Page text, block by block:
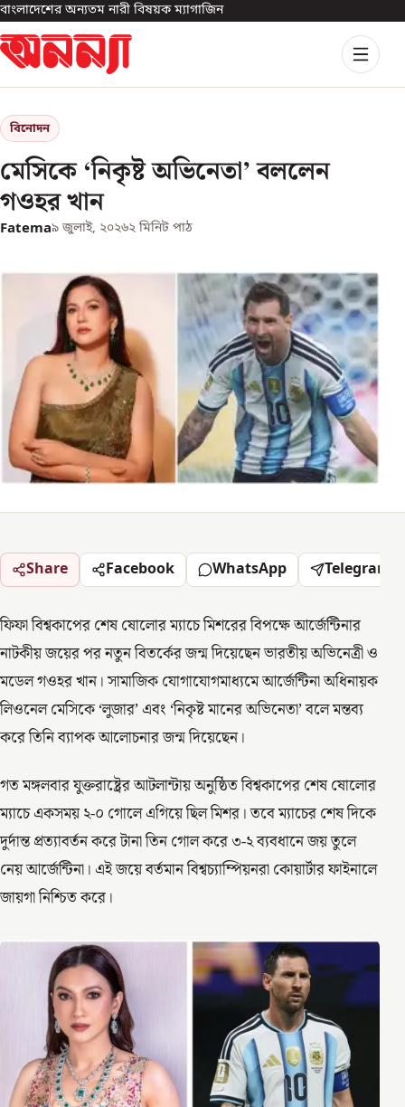
বাংলাদেশের অন্যতম নারী বিষয়ক ম্যাগাজিন
বিনোদন
মেসিকে ‘নিকৃষ্ট অভিনেতা’ বললেন
গওহর খান
Fatema৯ জুলাই, ২০২৬২ মিনিট পাঠ
Share Facebook WhatsApp Telegram
ফিফা বিশ্বকাপের শেষ ষোলোর ম্যাচে মিশরের বিপক্ষে আর্জেন্টিনার
নাটকীয় জয়ের পর নতুন বিতর্কের জন্ম দিয়েছেন ভারতীয় অভিনেত্রী ও
মডেল গওহর খান। সামাজিক যোগাযোগমাধ্যমে আর্জেন্টিনা অধিনায়ক
লিওনেল মেসিকে ‘লুজার’ এবং ‘নিকৃষ্ট মানের অভিনেতা’ বলে মন্তব্য
করে তিনি ব্যাপক আলোচনার জন্ম দিয়েছেন।
গত মঙ্গলবার যুক্তরাষ্ট্রের আটলান্টায় অনুষ্ঠিত বিশ্বকাপের শেষ ষোলোর
ম্যাচে একসময় ২-০ গোলে এগিয়ে ছিল মিশর। তবে ম্যাচের শেষ দিকে
দুর্দান্ত প্রত্যাবর্তন করে টানা তিন গোল করে ৩-২ ব্যবধানে জয় তুলে
নেয় আর্জেন্টিনা। এই জয়ে বর্তমান বিশ্বচ্যাম্পিয়নরা কোয়ার্টার ফাইনালে
জায়গা নিশ্চিত করে।